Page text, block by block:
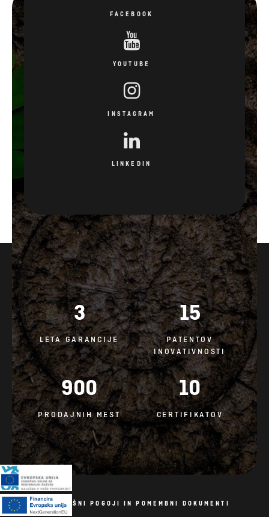
FACEBOOK
YOUTUBE
INSTAGRAM
LINKEDIN
3
LETA GARANCIJE
15
PATENTOV
INOVATIVNOSTI
900
PRODAJNIH MEST
10
CERTIFIKATOV
SPLOŠNI POGOJI IN POMEMBNI DOKUMENTI